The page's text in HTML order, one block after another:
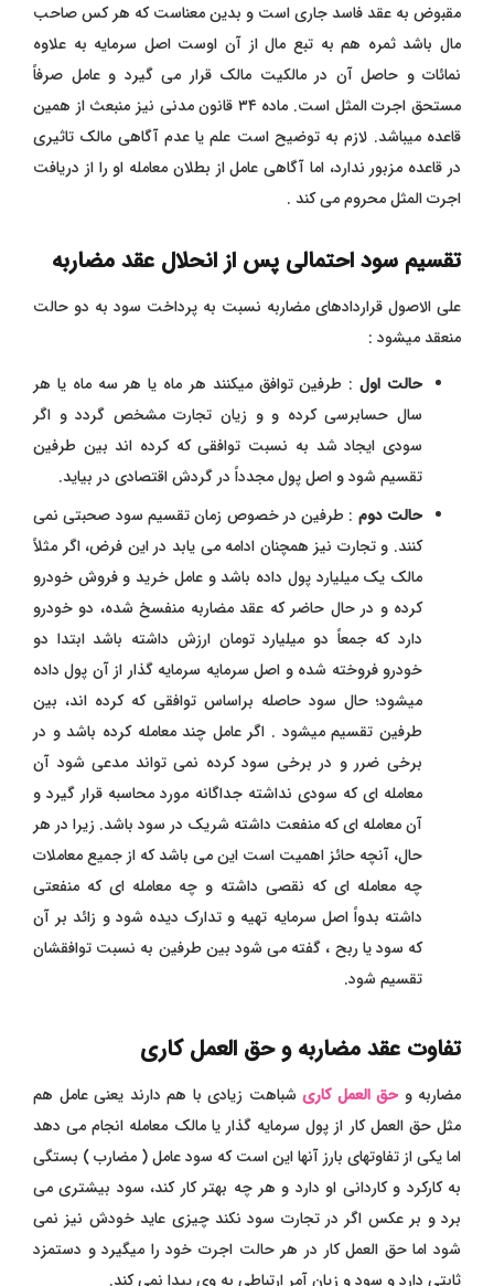
مقبوض به عقد فاسد جاری است و بدین معناست که هر کس صاحب
مال باشد ثمره هم به تبع مال از آن اوست اصل سرمایه به علاوه
نمائات و حاصل آن در مالکیت مالک قرار می گیرد و عامل صرفاً
مستحق اجرت المثل است. ماده ۳۴ قانون مدنی نیز منبعث از همین
قاعده میباشد. لازم به توضیح است علم یا عدم آگاهی مالک تاثیری
در قاعده مزبور ندارد، اما آگاهی عامل از بطلان معامله او را از دریافت
اجرت المثل محروم می کند .
تقسیم سود احتمالی پس از انحلال عقد مضاربه
علی الاصول قراردادهای مضاربه نسبت به پرداخت سود به دو حالت
منعقد میشود :
حالت اول: طرفین توافق میکنند هر ماه یا هر سه ماه یا هر
سال حسابرسی کرده و و زیان تجارت مشخص گردد و اگر
سودی ایجاد شد به نسبت توافقی که کرده اند بین طرفین
تقسیم شود و اصل پول مجدداً در گردش اقتصادی در بیاید.
حالت دوم : طرفین در خصوص زمان تقسیم سود صحبتی نمی
کنند. و تجارت نیز همچنان ادامه می یابد در این فرض، اگر مثلاً
مالک یک میلیارد پول داده باشد و عامل خرید و فروش خودرو
کرده و در حال حاضر که عقد مضاربه منفسخ شده، دو خودرو
دارد که جمعاً دو میلیارد تومان ارزش داشته باشد ابتدا دو
خودرو فروخته شده و اصل سرمایه سرمایه گذار از آن پول داده
میشود؛ حال سود حاصله براساس توافقی که کرده اند، بین
طرفین تقسیم میشود . اگر عامل چند معامله کرده باشد و در
برخی ضرر و در برخی سود کرده نمی تواند مدعی شود آن
معامله ای که سودی نداشته جداگانه مورد محاسبه قرار گیرد و
آن معامله ای که منفعت داشته شریک در سود باشد. زیرا در هر
حال، آنچه حائز اهمیت است این می باشد که از جمیع معاملات
چه معامله ای که نقصی داشته و چه معامله ای که منفعتی
داشته بدواً اصل سرمایه تهیه و تدارک دیده شود و زائد بر آن
که سود یا ربح ، گفته می شود بین طرفین به نسبت توافقشان
تقسیم شود.
تفاوت عقد مضاربه و حق العمل کاری
مضاربه و حق العمل کاری شباهت زیادی با هم دارند یعنی عامل هم
مثل حق العمل کار از پول سرمایه گذار یا مالک معامله انجام می دهد
اما یکی از تفاوتهای بارز آنها این است که سود عامل ( مضارب ) بستگی
به کارکرد و کاردانی او دارد و هر چه بهتر کار کند، سود بیشتری می
برد و بر عکس اگر در تجارت سود نکند چیزی عاید خودش نیز نمی
شود اما حق العمل کار در هر حالت اجرت خود را میگیرد و دستمزد
ثابتی دارد و سود و زیان آمر ارتباطی به وی پیدا نمی کند.